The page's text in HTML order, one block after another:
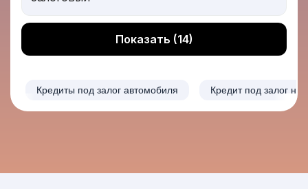
Показать (14)
Кредиты под залог автомобиля Кредит под залог